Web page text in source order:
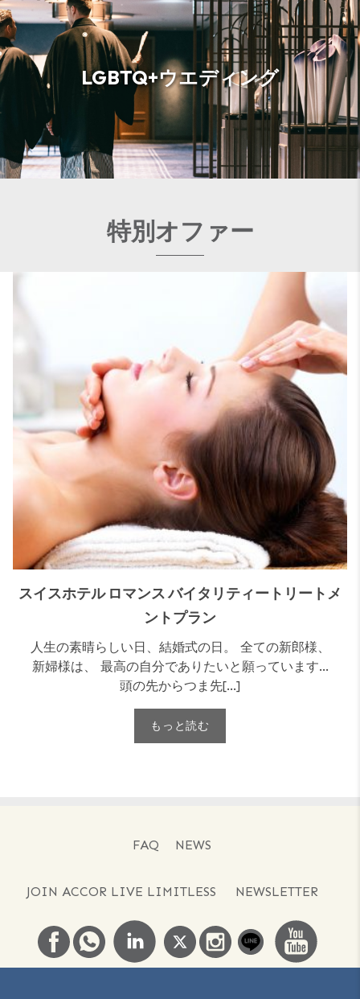
LGBTQ+ウエディング
特別オファー
スイスホテル ロマンス バイタリティートリートメ
ントプラン
人生の素晴らしい日、結婚式の日。 全ての新郎様、
新婦様は、 最高の自分でありたいと願っています…
頭の先からつま先[...]
もっと読む
FAQ NEWS
JOIN ACCOR LIVE LIMITLESS NEWSLETTER